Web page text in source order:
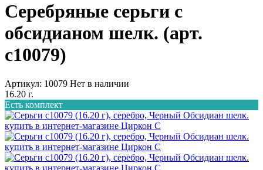
Серебряные серьги с
обсидианом шелк. (арт.
с10079)
Артикул: 10079 Нет в наличии
16.20 г.
Есть комплект